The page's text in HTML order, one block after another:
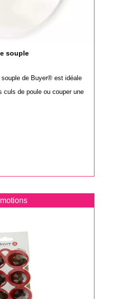
souple
souple de Buyer® est idéale
culs de poule ou couper une